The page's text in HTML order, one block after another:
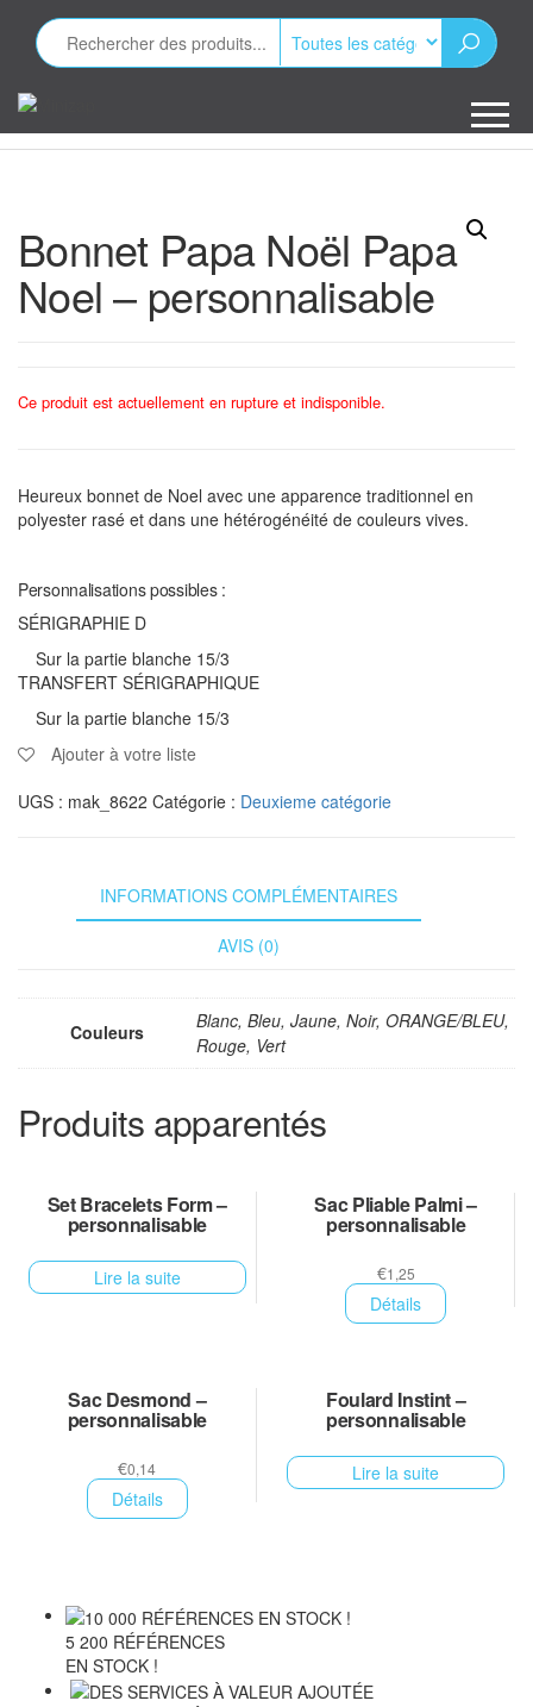
contenu
publicitaires
Bonnet Papa Noël Papa
Noel – personnalisable
Ce produit est actuellement en rupture et indisponible.
Heureux bonnet de Noel avec une apparence traditionnel en
polyester rasé et dans une hétérogénéité de couleurs vives.
Personnalisations possibles :
SÉRIGRAPHIE D
Sur la partie blanche 15/3
TRANSFERT SÉRIGRAPHIQUE
Sur la partie blanche 15/3
Ajouter à votre liste
UGS : mak_8622 Catégorie : Deuxieme catégorie
INFORMATIONS COMPLÉMENTAIRES
AVIS (0)
Couleurs
Blanc, Bleu, Jaune, Noir, ORANGE/BLEU,
Rouge, Vert
Produits apparentés
Set Bracelets Form –
personnalisable
Lire la suite
Sac Pliable Palmi –
personnalisable
€1,25
Détails
Sac Desmond –
personnalisable
€0,14
Détails
Foulard Instint –
personnalisable
Lire la suite
5 200 RÉFÉRENCES
EN STOCK !